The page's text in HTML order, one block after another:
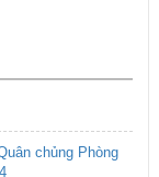
chủng Phòng